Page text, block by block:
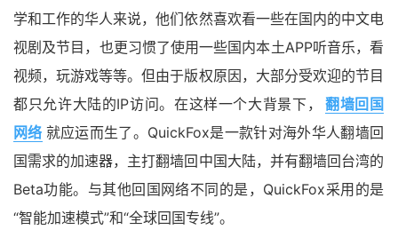
学和工作的华人来说，他们依然喜欢看一些在国内的中文电
视剧及节目，也更习惯了使用一些国内本土APP听音乐，看
视频，玩游戏等等。但由于版权原因，大部分受欢迎的节目
都只允许大陆的IP访问。在这样一个大背景下，
翻墙回国
网络 就应运而生了。QuickFox是一款针对海外华人翻墙回
国需求的加速器，主打翻墙回中国大陆，并有翻墙回台湾的
Beta功能。与其他回国网络不同的是，QuickFox采用的是
“智能加速模式”和“全球回国专线”。